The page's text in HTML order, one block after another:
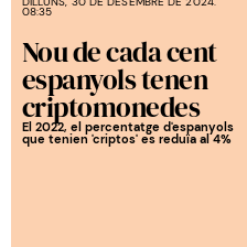
08:35
Nou de cada cent
espanyols tenen
criptomonedes
El 2022, el percentatge d'espanyols
que tenien 'criptos' es reduïa al 4%